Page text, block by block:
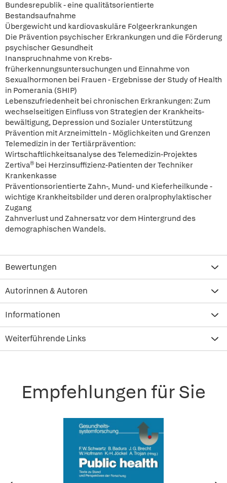
Bundesrepublik - eine qualitätsorientierte
Bestandsaufnahme
Übergewicht und kardiovaskuläre Folgeerkrankungen
Die Prävention psychischer Erkrankungen und die Förderung
psychischer Gesundheit
Inanspruchnahme von Krebs-
früherkennungsuntersuchungen und Einnahme von
Sexualhormonen bei Frauen - Ergebnisse der Study of Health
in Pomerania (SHIP)
Lebenszufriedenheit bei chronischen Erkrankungen: Zum
wechselseitigen Einfluss von Strategien der Krankheits-
bewältigung, Depression und Sozialer Unterstützung
Prävention mit Arzneimitteln - Möglichkeiten und Grenzen
Telemedizin in der Tertiärprävention:
Wirtschaftlichkeitsanalyse des Telemedizin-Projektes
Zertiva® bei Herzinsuffizienz-Patienten der Techniker
Krankenkasse
Präventionsorientierte Zahn-, Mund- und Kieferheilkunde -
wichtige Krankheitsbilder und deren oralprophylaktischer
Zugang
Zahnverlust und Zahnersatz vor dem Hintergrund des
demographischen Wandels.
Bewertungen
Autorinnen & Autoren
Informationen
Weiterführende Links
Empfehlungen für Sie